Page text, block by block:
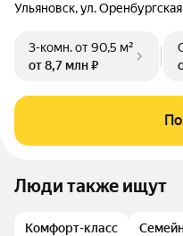
Ульяновск, ул. Оренбургская
3-комн.от 90,5 м²
от 8,7 млн ₽
Люди также ищут
Комфорт-класс